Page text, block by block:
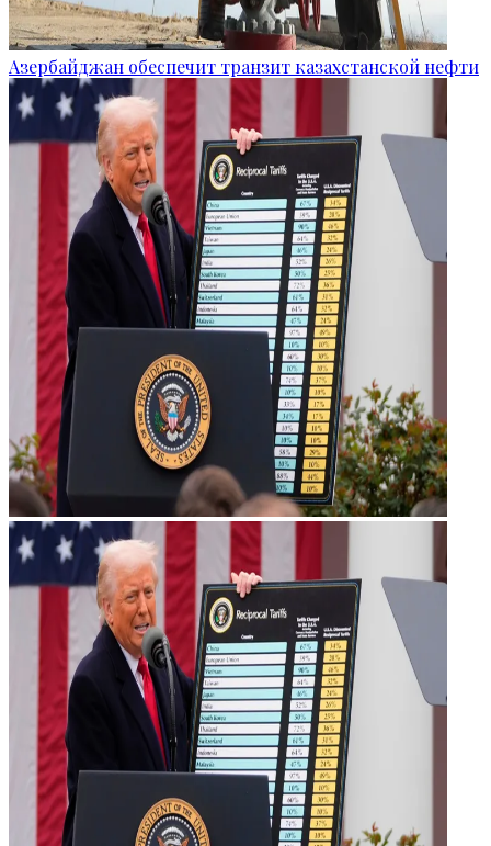
Азербайджан обеспечит транзит казахстанской нефти